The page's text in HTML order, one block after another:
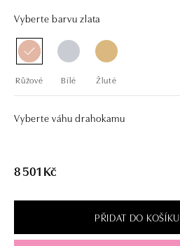
Vyberte barvu zlata
Růžové Bílé Žluté
Vyberte váhu drahokamu
8 501 Kč
PŘIDAT DO KOŠÍKU